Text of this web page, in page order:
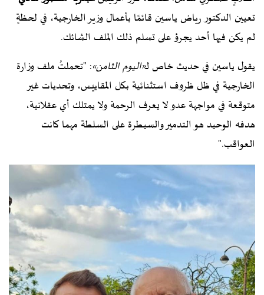
تعيين الدكتور رياض ياسين قائمًا بأعمال وزير الخارجية، في لحظةٍ
لم يكن فيها أحد يجرؤ على تسلم ذلك الملف الشائك.
يقول ياسين في حديث خاص لـ«اليوم الثامن»: "تحملتُ ملف وزارة
الخارجية في ظل ظروف استثنائية بكل المقاييس، وتحديات غير
متوقعة في مواجهة عدو لا يعرف الرحمة ولا يمتلك أي عقلانية،
هدفه الوحيد هو التدمير والسيطرة على السلطة مهما كانت
العواقب."